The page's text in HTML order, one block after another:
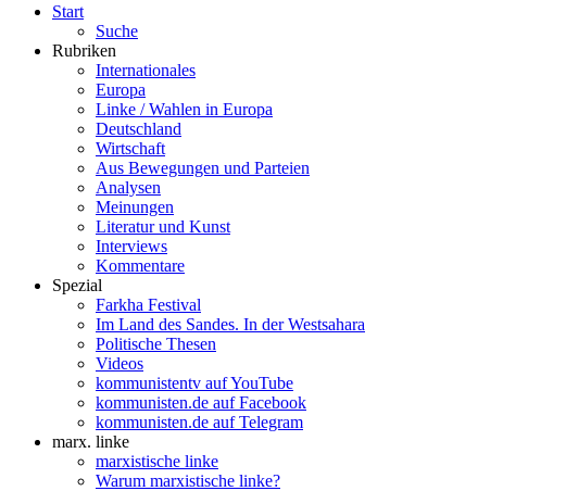
Start
Suche
Rubriken
Internationales
Europa
Linke / Wahlen in Europa
Deutschland
Wirtschaft
Aus Bewegungen und Parteien
Analysen
Meinungen
Literatur und Kunst
Interviews
Kommentare
Spezial
Farkha Festival
Im Land des Sandes. In der Westsahara
Politische Thesen
Videos
kommunistentv auf YouTube
kommunisten.de auf Facebook
kommunisten.de auf Telegram
marx. linke
marxistische linke
Warum marxistische linke?